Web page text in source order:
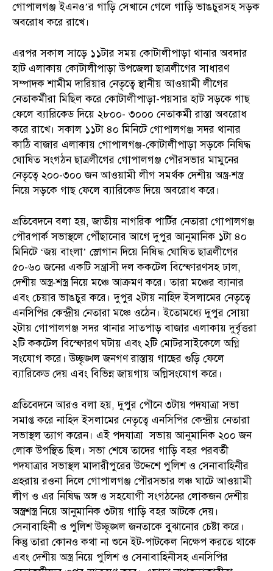
গোপালগঞ্জ ইএনও’র গাড়ি সেখানে গেলে গাড়ি ভাঙচুরসহ সড়ক
অবরোধ করে রাখে।
এরপর সকাল সাড়ে ১১টার সময় কোটালীপাড়া থানার অবদার
হাট এলাকায় কোটালীপাড়া উপজেলা ছাত্রলীগের সাধারণ
সম্পাদক শামীম দারিয়ার নেতৃত্বে স্থানীয় আওয়ামী লীগের
নেতাকর্মীরা মিছিল করে কোটালীপাড়া-পয়সার হাট সড়কে গাছ
ফেলে ব্যারিকেড দিয়ে ২৮০০- ৩০০০ নেতাকর্মী রাস্তা অবরোধ
করে রাখে। সকাল ১১টা ৪০ মিনিটে গোপালগঞ্জ সদর থানার
কাঠি বাজার এলাকায় গোপালগঞ্জ-কোটালীপাড়া সড়কে নিষিদ্ধ
ঘোষিত সংগঠন ছাত্রলীগের গোপালগঞ্জ পৌরসভার মামুনের
নেতৃত্বে ২০০-৩০০ জন আওয়ামী লীগ সমর্থক দেশীয় অস্ত্র-শস্ত্র
নিয়ে সড়কে গাছ ফেলে ব্যারিকেড দিয়ে অবরোধ করে।
প্রতিবেদনে বলা হয়, জাতীয় নাগরিক পার্টির নেতারা গোপালগঞ্জ
পৌরপার্ক সভাস্থলে পৌঁছানোর আগে দুপুর আনুমানিক ১টা ৪০
মিনিটে ‘জয় বাংলা’ স্লোগান দিয়ে নিষিদ্ধ ঘোষিত ছাত্রলীগের
৫০-৬০ জনের একটি সন্ত্রাসী দল ককটেল বিস্ফোরণসহ ঢাল,
দেশীয় অস্ত্র-শস্ত্র নিয়ে মঞ্চে আক্রমণ করে। তারা মঞ্চের ব্যানার
এবং চেয়ার ভাঙচুর করে। দুপুর ২টায় নাহিদ ইসলামের নেতৃত্বে
এনসিপির কেন্দ্রীয় নেতারা মঞ্চে ওঠেন। ইতোমধ্যে দুপুর সোয়া
২টায় গোপালগঞ্জ সদর থানার সাতপাড় বাজার এলাকায় দুর্বৃত্তরা
২টি ককটেল বিস্ফোরণ ঘটায় এবং ২টি মোটরসাইকেলে অগ্নি
সংযোগ করে। উচ্ছৃঙ্খল জনগণ রাস্তায় গাছের গুড়ি ফেলে
ব্যারিকেড দেয় এবং বিভিন্ন জায়গায় অগ্নিসংযোগ করে।
প্রতিবেদনে আরও বলা হয়, দুপুর পৌনে ৩টায় পদযাত্রা সভা
সমাপ্ত করে নাহিদ ইসলামের নেতৃত্বে এনসিপির কেন্দ্রীয় নেতারা
সভাস্থল ত্যাগ করেন। এই পদযাত্রা সভায় আনুমানিক ২০০ জন
লোক উপস্থিত ছিল। সভা শেষে তাদের গাড়ি বহর পরবর্তী
পদযাত্রার সভাস্থল মাদারীপুরের উদ্দেশে পুলিশ ও সেনাবাহিনীর
প্রহরায় রওনা দিলে গোপালগঞ্জ পৌরসভার লঞ্চ ঘাটে আওয়ামী
লীগ ও এর নিষিদ্ধ অঙ্গ ও সহযোগী সংগঠনের লোকজন দেশীয়
অস্ত্রশস্ত্র নিয়ে আনুমানিক ৩টায় গাড়ি বহর আটকে দেয়।
সেনাবাহিনী ও পুলিশ উচ্ছৃঙ্খল জনতাকে বুঝানোর চেষ্টা করে।
কিন্তু তারা কোনও কথা না শুনে ইট-পাটকেল নিক্ষেপ করতে থাকে
এবং দেশীয় অস্ত্র নিয়ে পুলিশ ও সেনাবাহিনীসহ এনসিপির